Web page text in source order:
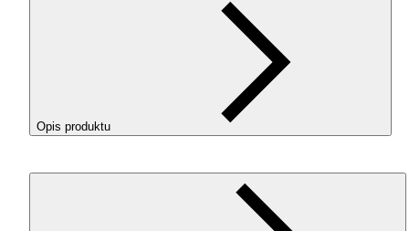
Opis produktu
ROSA3D ReFillPLAStarter w kolorze Glitter Graphite
(Brokatowy Grafit) wzbogacony srebrnym brokatem, to
idealny filament do codziennego druku — prosty w obsłudze,
wybaczający błędy, a przy tym gwarantujący wysoką jakość